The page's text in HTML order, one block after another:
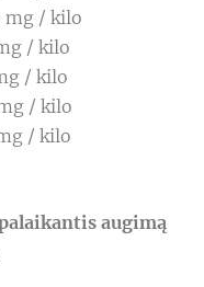
/ kilo
kilo
kilo
kilo
/ kilo
augimą